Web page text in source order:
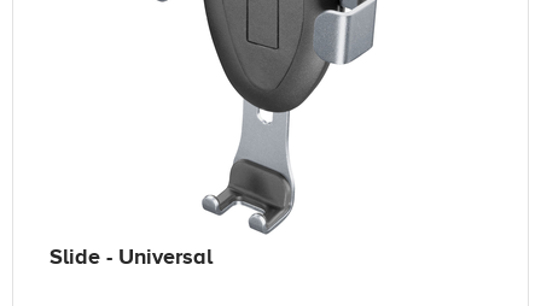
Slide - Universal